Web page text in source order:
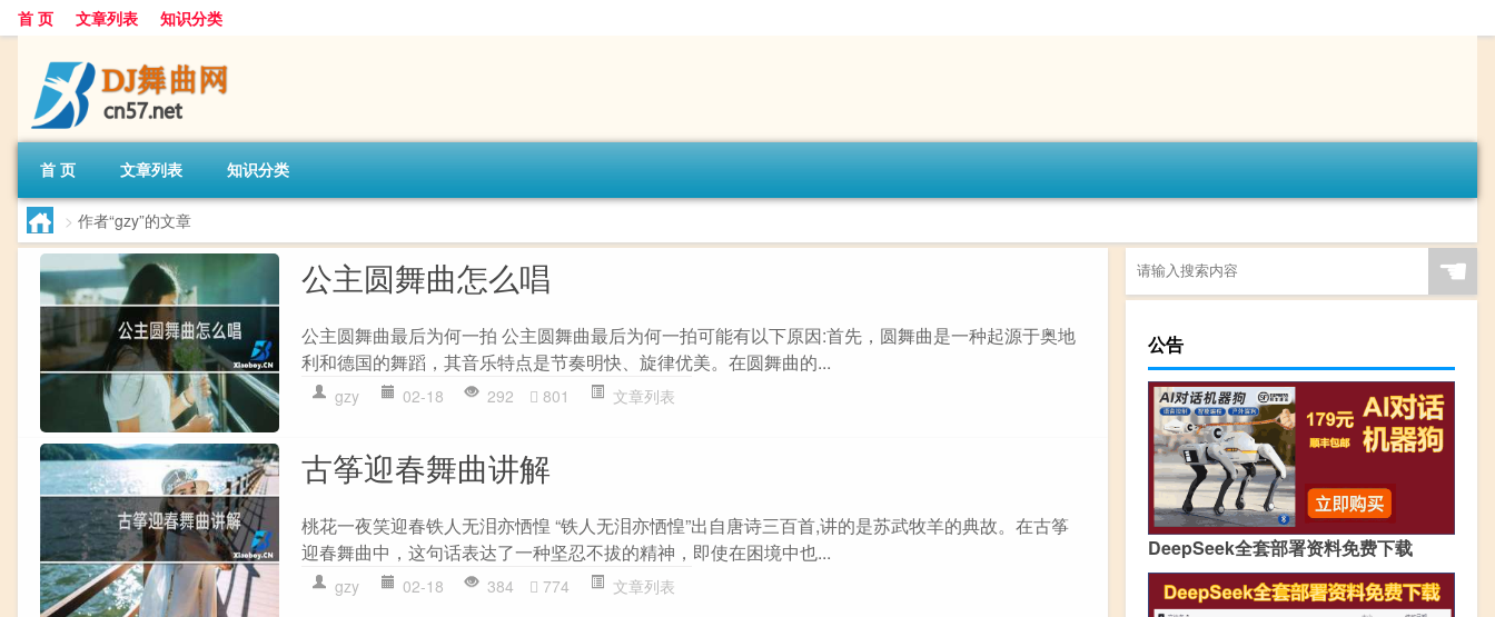
首 页 文章列表 知识分类
首 页 文章列表 知识分类
> 作者“gzy”的文章
公主圆舞曲怎么唱
公主圆舞曲最后为何一拍 公主圆舞曲最后为何一拍可能有以下原因:首先，圆舞曲是一种起源于奥地
利和德国的舞蹈，其音乐特点是节奏明快、旋律优美。在圆舞曲的...
gzy 02-18 292 801 文章列表
古筝迎春舞曲讲解
桃花一夜笑迎春铁人无泪亦恓惶 “铁人无泪亦恓惶”出自唐诗三百首,讲的是苏武牧羊的典故。在古筝
迎春舞曲中，这句话表达了一种坚忍不拔的精神，即使在困境中也...
gzy 02-18 384 774 文章列表
☚
公告
DeepSeek全套部署资料免费下载